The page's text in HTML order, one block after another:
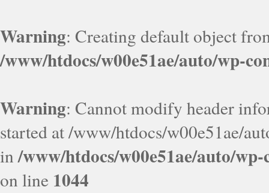
Warning: Creating default object
/www/htdocs/w00e51ae/auto/wp-
Warning: Cannot modify header
started at /www/htdocs/w00e51ae/
in/www/htdocs/w00e51ae/auto/
on line 1044